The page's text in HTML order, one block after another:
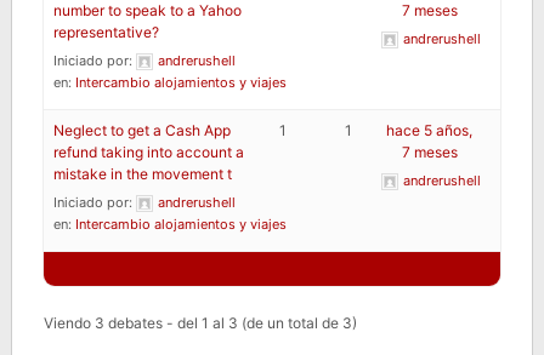
number to speak to a Yahoo
representative?
Iniciado por:
andrerushell
en: Intercambio alojamientos y viajes
7 meses
andrerushell
Neglect to get a Cash App
refund taking into account a
mistake in the movement t
Iniciado por:
andrerushell
en: Intercambio alojamientos y viajes
1 1
hace 5 años,
7 meses
andrerushell
Viendo 3 debates - del 1 al 3 (de un total de 3)